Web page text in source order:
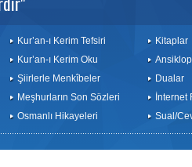
Kur’an-ı Kerim Tefsiri
Kur’an-ı Kerim Oku
Şiirlerle Menkîbeler
Meşhurların Son Sözleri
Osmanlı Hikayeleri
Kitaplar
Dualar
İnternet
Sual/